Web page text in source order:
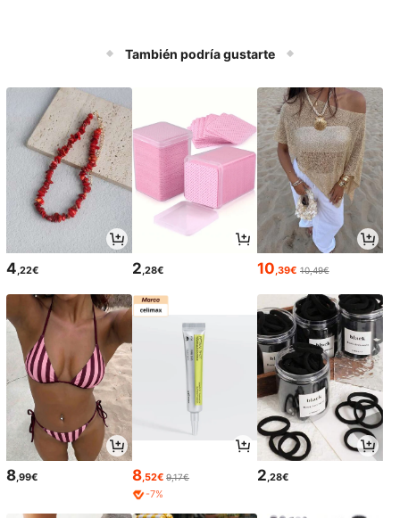
También podría gustarte
4 ,22€ 2 ,28€ 10 ,39€ 10,49€
8,99€ 8,52€ 9,17€
-7%
2,28€